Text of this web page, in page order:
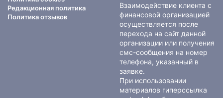
Редакционная политика
Политика отзывов
Взаимодействие клиента с
финансовой организацией
осуществляется после
перехода на сайт данной
организации или получения
смс-сообщения на номер
телефона, указанный в
заявке.
При использовании
материалов гиперссылка